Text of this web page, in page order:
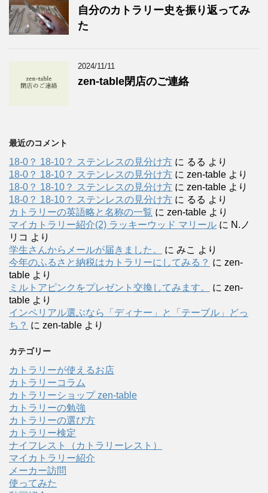
自分のカトラリー史を振り返ってみ
た
2024/11/11
zen-table閉店のご連絡
最近のコメント
18-0？ 18-10？ ステンレスの見分け方 に るる より
18-0？ 18-10？ ステンレスの見分け方 に zen-table より
18-0？ 18-10？ ステンレスの見分け方 に zen-table より
18-0？ 18-10？ ステンレスの見分け方 に るる より
カトラリーの英語略と名称の一覧 に zen-table より
マイカトラリー紹介(2) ラッキーウッド マリール に N.ノ
リコ より
学生さんからメールが届きました。
に みこ より
今年のふるさと納税はカトラリーにしてみる？ に zen-
table より
ミルトアピンクをプレゼント交換してみます。
に zen-
table より
インペリアル選ぶなら「ディナー」と「テーブル」どっ
ち？ に zen-table より
カテゴリー
カトラリーが使えるお店
カトラリーコラム
カトラリーショップ zen-table
カトラリーの勉強
カトラリーの選び方
カトラリー検定
ナイフレスト（カトラリーレスト）
マイカトラリー紹介
メーカー訪問
使ってみた